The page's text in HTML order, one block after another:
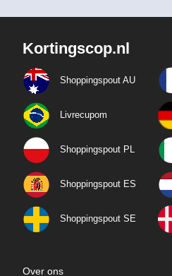
Kortingscop.nl
Shoppingspout AU
Livrecupom
Shoppingspout PL
Shoppingspout ES
Shoppingspout SE
Over ons